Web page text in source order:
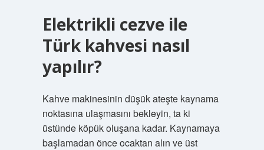
Elektrikli cezve ile
Türk kahvesi nasıl
yapılır?
Kahve makinesinin düşük ateşte kaynama
noktasına ulaşmasını bekleyin, ta ki
üstünde köpük oluşana kadar. Kaynamaya
başlamadan önce ocaktan alın ve üst